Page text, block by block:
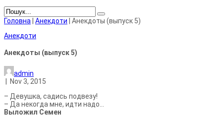
Головна Анекдоти
Анекдоты (выпуск 5)
Анекдоти
Анекдоты (выпуск 5)
admin
Nov 3, 2015
– Девушка, садись подвезу!
– Да некогда мне, идти надо…
Выложил Семен